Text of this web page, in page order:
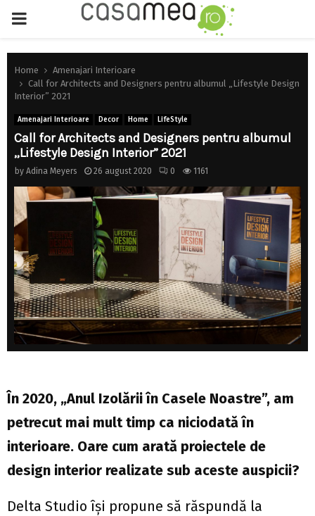
PRIMARY
MENU
Home
Amenajari Interioare
Call for Architects and Designers pentru albumul „Lifestyle Design
Interior” 2021
Amenajari Interioare Decor Home LifeStyle
Call for Architects and Designers pentru albumul
„Lifestyle Design Interior” 2021
by Adina Meyers 26 august 2020 0 1161
În 2020, „Anul Izolării în Casele Noastre”, am
petrecut mai mult timp ca niciodată în
interioare. Oare cum arată proiectele de
design interior realizate sub aceste auspicii?
Delta Studio își propune să răspundă la